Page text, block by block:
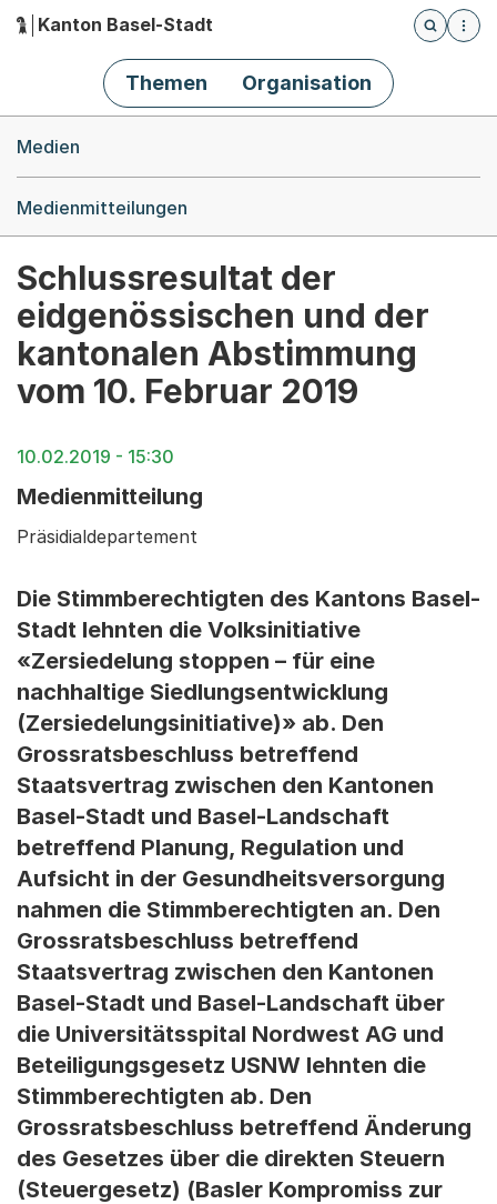
Hauptnavigation
Kanton Basel-Stadt
Öffnet
Themen Organisation
Medien
Medienmitteilungen
Schlussresultat der
eidgenössischen und der
kantonalen Abstimmung
vom 10. Februar 2019
10.02.2019 - 15:30
Medienmitteilung
Präsidialdepartement
Die Stimmberechtigten des Kantons Basel-
Stadt lehnten die Volksinitiative
«Zersiedelung stoppen – für eine
nachhaltige Siedlungsentwicklung
(Zersiedelungsinitiative)» ab. Den
Grossratsbeschluss betreffend
Staatsvertrag zwischen den Kantonen
Basel-Stadt und Basel-Landschaft
betreffend Planung, Regulation und
Aufsicht in der Gesundheitsversorgung
nahmen die Stimmberechtigten an. Den
Grossratsbeschluss betreffend
Staatsvertrag zwischen den Kantonen
Basel-Stadt und Basel-Landschaft über
die Universitätsspital Nordwest AG und
Beteiligungsgesetz USNW lehnten die
Stimmberechtigten ab. Den
Grossratsbeschluss betreffend Änderung
des Gesetzes über die direkten Steuern
(Steuergesetz) (Basler Kompromiss zur